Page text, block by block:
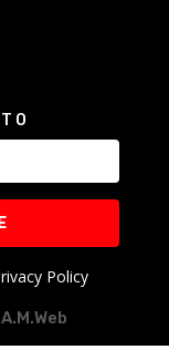
Policy